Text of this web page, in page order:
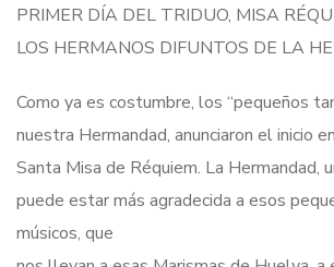
PRIMER DÍA DEL TRIDUO, MISA
LOS HERMANOS DIFUNTOS DE LA
Como ya es costumbre, los “pequeños
nuestra Hermandad, anunciaron el inicio
Santa Misa de Réquiem. La Hermandad,
puede estar más agradecida a esos
músicos, que